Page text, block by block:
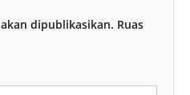
dipublikasikan. Ruas